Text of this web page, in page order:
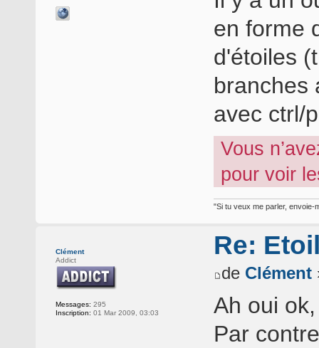
en forme
d'étoiles
branches
avec ctrl/
Vous
pour voir
"Si tu veux me parler, envoie-
Clément
Addict
Messages: 295
Inscription: 01 Mar 2009, 03:03
Re:
de Clément
Ah oui
Par